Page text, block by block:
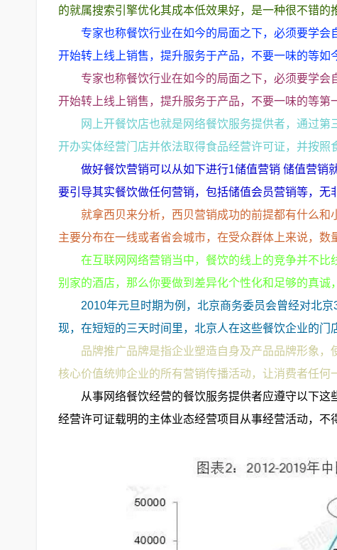
的就属搜索引擎优化其成本低效果好，是一种很不错的
专家也称餐饮行业在如今的局面之下，必须要学
开始转上线上销售，提升服务于产品，不要一味的等如
专家也称餐饮行业在如今的局面之下，必须要学
开始转上线上销售，提升服务于产品，不要一味的等第
网上开餐饮店也就是网络餐饮服务提供者，通过
开办实体经营门店并依法取得食品经营许可证，并按照
做好餐饮营销可以从如下进行1储值营销 储值营销
要引导其实餐饮做任何营销，包括储值会员营销等，无
就拿西贝来分析，西贝营销成功的前提都有什么
主要分布在一线或者省会城市，在受众群体上来说，数
在互联网网络营销当中，餐饮的线上的竞争并不
别家的酒店，那么你要做到差异化个性化和足够的真诚
2010年元旦时期为例，北京商务委员会曾经对北
现，在短短的三天时间里，北京人在这些餐饮企业的门
品牌推广品牌是指企业塑造自身及产品品牌形象
核心价值统帅企业的所有营销传播活动，让消费者任何
从事网络餐饮经营的餐饮服务提供者应遵守以下
经营许可证载明的主体业态经营项目从事经营活动，不